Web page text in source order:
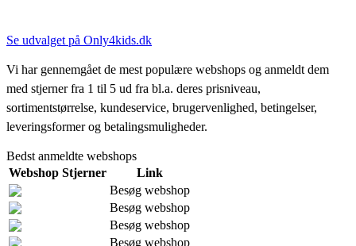
Se udvalget på Only4kids.dk
Vi har gennemgået de mest populære webshops og anmeldt dem
med stjerner fra 1 til 5 ud fra bl.a. deres prisniveau,
sortimentstørrelse, kundeservice, brugervenlighed, betingelser,
leveringsformer og betalingsmuligheder.
Bedst anmeldte webshops
Webshop Stjerner
Link
Besøg webshop
Besøg webshop
Besøg webshop
Besøg webshop